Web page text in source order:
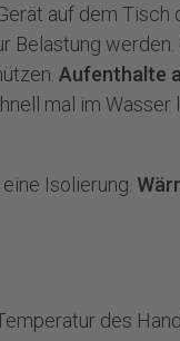
auf dem Tisch
Belastung
Aufenthalte
mal im Wasser
Isolierung.
des